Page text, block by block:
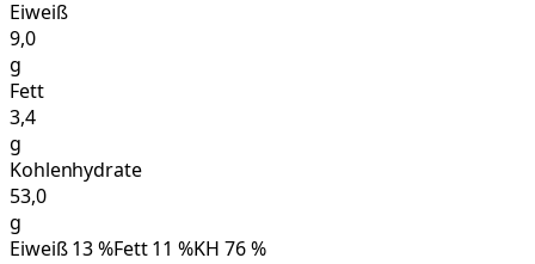
Eiweiß
9,0
g
Fett
3,4
g
Kohlenhydrate
53,0
g
Eiweiß13%Fett11 %KH 76%